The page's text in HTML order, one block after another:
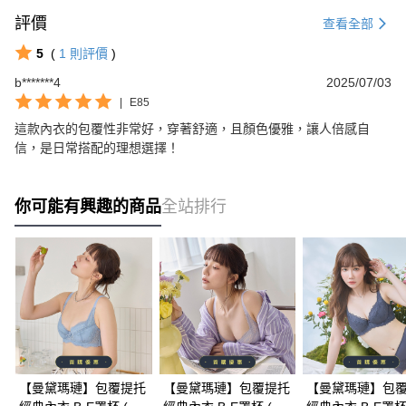
評價 查看全部
5 ( 1 則評價 )
b*******4
2025/07/03
E85
這款內衣的包覆性非常好，穿著舒適，且顏色優雅，讓人倍感自
信，是日常搭配的理想選擇！
你可能有興趣的商品全站排行
【曼黛瑪璉】包覆提托
【曼黛瑪璉】包覆提托
【曼黛瑪璉】包